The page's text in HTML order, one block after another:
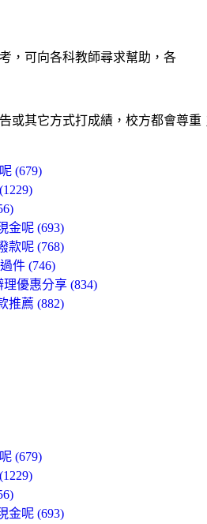
，可向各科教師尋求幫助，各
或其它方式打成績，校方都會尊
(679)
金呢 (693)
款呢 (768)
件 (746)
優惠分享 (834)
推薦 (882)
(679)
金呢 (693)